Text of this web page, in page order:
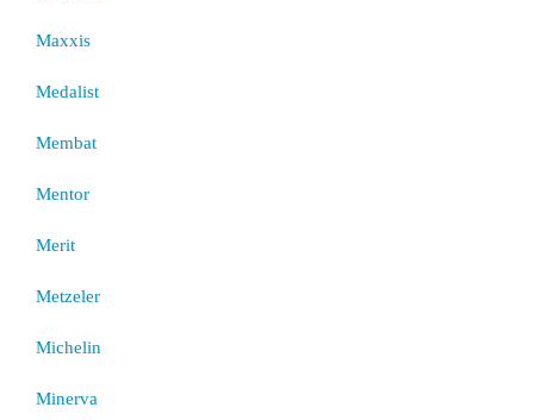
Maxxis
Medalist
Membat
Mentor
Merit
Metzeler
Michelin
Minerva